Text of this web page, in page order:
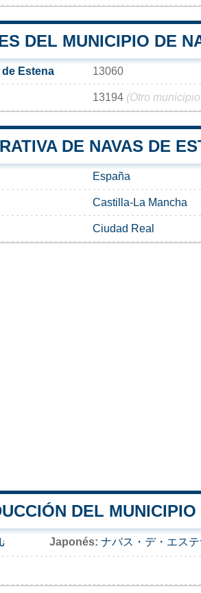
DEL MUNICIPIO DE
Estena 13060
13194 (Otro
DE NAVAS DE
España
Castilla-La Mancha
Ciudad Real
DEL
Japonés: ナバス・デ・エステ